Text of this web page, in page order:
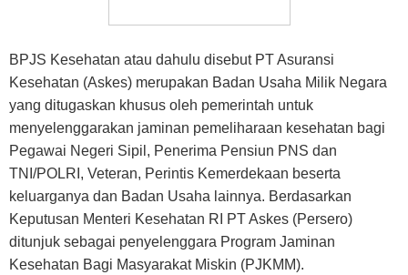
BPJS Kesehatan atau dahulu disebut PT Asuransi
Kesehatan (Askes) merupakan Badan Usaha Milik Negara
yang ditugaskan khusus oleh pemerintah untuk
menyelenggarakan jaminan pemeliharaan kesehatan bagi
Pegawai Negeri Sipil, Penerima Pensiun PNS dan
TNI/POLRI, Veteran, Perintis Kemerdekaan beserta
keluarganya dan Badan Usaha lainnya. Berdasarkan
Keputusan Menteri Kesehatan RI PT Askes (Persero)
ditunjuk sebagai penyelenggara Program Jaminan
Kesehatan Bagi Masyarakat Miskin (PJKMM).